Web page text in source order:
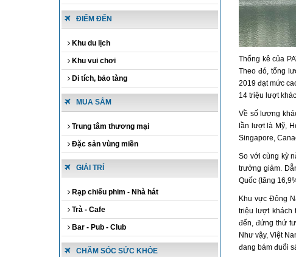
ĐIỂM ĐẾN
Khu du lịch
Khu vui chơi
Di tích, bảo tàng
MUA SẮM
Trung tâm thương mại
Đặc sản vùng miền
GIẢI TRÍ
Rạp chiếu phim - Nhà hát
Trà - Cafe
Bar - Pub - Club
CHĂM SÓC SỨC KHỎE
Thống kê của
Theo đó, tổng
2019 đạt mức
14 triệu lượt
Về số lượng
lần lượt là Mỹ,
Singapore,
So với cùng kỳ
trưởng giảm.
Quốc (tăng
Khu vực Đông
triệu lượt khách
đến, đứng thứ
Như vậy, Việt
đang bám đuổi